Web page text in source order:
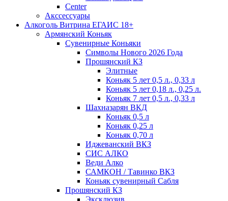
Сenter
Акссессуары
Алкоголь Витрина ЕГАИС 18+
Армянский Коньяк
Сувенирные Коньяки
Символы Нового 2026 Года
Прошянский КЗ
Элитные
Коньяк 5 лет 0,5 л., 0,33 л
Коньяк 5 лет 0,18 л., 0,25 л.
Коньяк 7 лет 0,5 л., 0,33 л
Шахназарян ВКД
Коньяк 0,5 л
Коньяк 0,25 л
Коньяк 0,70 л
Иджеванский ВКЗ
СИС АЛКО
Веди Алко
САМКОН / Тавинко ВКЗ
Коньяк сувенирный Сабля
Прошянский КЗ
Эксклюзив